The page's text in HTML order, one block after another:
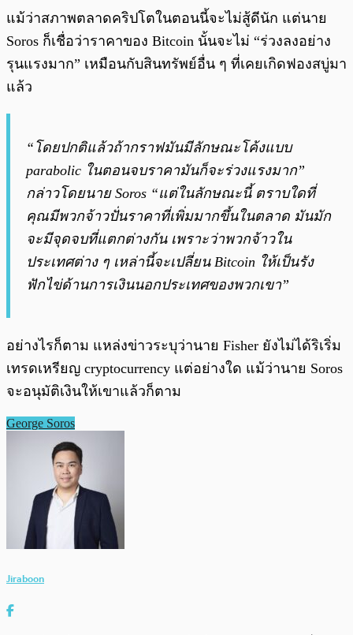
แม้ว่าสภาพตลาดคริปโตในตอนนี้จะไม่สู้ดีนัก แต่นาย
Soros ก็เชื่อว่าราคาของ Bitcoin นั้นจะไม่ “ร่วงลงอย่าง
รุนแรงมาก” เหมือนกับสินทรัพย์อื่น ๆ ที่เคยเกิดฟองสบู่มา
แล้ว
“โดยปกติแล้วถ้ากราฟมันมีลักษณะโค้งแบบ
parabolic ในตอนจบราคามันก็จะร่วงแรงมาก”
กล่าวโดยนาย Soros “แต่ในลักษณะนี้ ตราบใดที่
คุณมีพวกจ้าวปั่นราคาที่เพิ่มมากขึ้นในตลาด มันมัก
จะมีจุดจบที่แตกต่างกัน เพราะว่าพวกจ้าวใน
ประเทศต่าง ๆ เหล่านี้จะเปลี่ยน Bitcoin ให้เป็นรัง
ฟักไข่ด้านการเงินนอกประเทศของพวกเขา”
อย่างไรก็ตาม แหล่งข่าวระบุว่านาย Fisher ยังไม่ได้ริเริ่ม
เทรดเหรียญ cryptocurrency แต่อย่างใด แม้ว่านาย Soros
จะอนุมัติเงินให้เขาแล้วก็ตาม
George Soros
Jiraboon